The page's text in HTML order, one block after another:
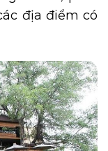
địa điểm có